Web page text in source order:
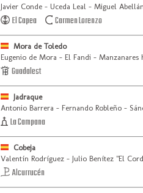
Javier Conde - Uceda Leal - Miguel
El Capea Carmen Lorenzo
Mora de Toledo
Eugenio de Mora - El Fandi - Manzanares
Guadalest
Jadraque
Antonio Barrera - Fernando Robleño -
La Campana
Cobeja
Valentín Rodríguez - Julio Benítez "El
Alcurrucén